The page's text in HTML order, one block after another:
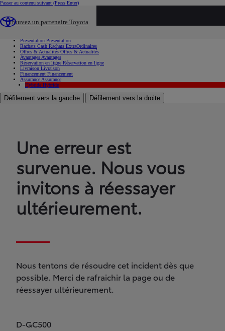
Passer au contenu suivant (Press Enter)
Trouvez un partenaire Toyota
Présentation Présentation
Rachats Cash Rachats ExtraOrdinaires
Offres & Actualités Offres & Actualités
Avantages Avantages
Réservation en ligne Réservation en ligne
Livraison Livraison
Financement Financement
Assurance Assurance
Hybride Hybride
Défilement vers la gauche Défilement vers la droite
Une erreur est
survenue. Nous vous
invitons à réessayer
ultérieurement.
Nous tentons de résoudre cet incident dès que
possible. Merci de rafraichir la page ou de
réessayer ultérieurement.
D-GC500